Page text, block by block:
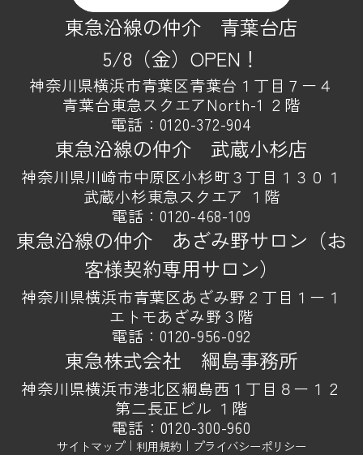
東急沿線の仲介 青葉台店
5/8（金）OPEN！
神奈川県横浜市青葉区青葉台１丁目７ー４
青葉台東急スクエアNorth-1 ２階
電話： 0120-372-904
東急沿線の仲介 武蔵小杉店
神奈川県川崎市中原区小杉町３丁目１３０１
武蔵小杉東急スクエア １階
電話：0120-468-109
東急沿線の仲介 あざみ野サロン（お
客様契約専用サロン）
神奈川県横浜市青葉区あざみ野２丁目１ー１
エトモあざみ野３階
電話：0120-956-092
東急株式会社 綱島事務所
神奈川県横浜市港北区綱島西１丁目８ー１２
第二長正ビル １階
電話： 0120-300-960
サイトマップ｜ 利用規約 ｜ プライバシーポリシー